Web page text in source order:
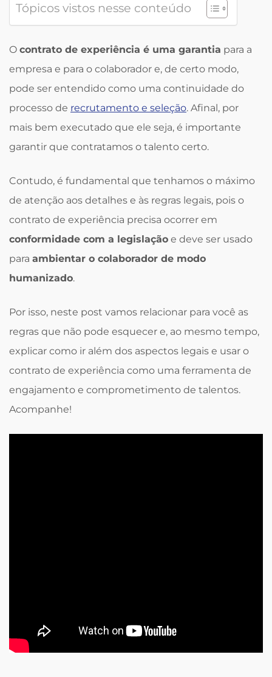
Tópicos vistos nesse conteúdo
O contrato de experiência é uma garantia para a
empresa e para o colaborador e, de certo modo,
pode ser entendido como uma continuidade do
processo de recrutamento e seleção. Afinal, por
mais bem executado que ele seja, é importante
garantir que contratamos o talento certo.
Contudo, é fundamental que tenhamos o máximo
de atenção aos detalhes e às regras legais, pois o
contrato de experiência precisa ocorrer em
conformidade com a legislação e deve ser usado
para ambientar o colaborador de modo
humanizado.
Por isso, neste post vamos relacionar para você as
regras que não pode esquecer e, ao mesmo tempo,
explicar como ir além dos aspectos legais e usar o
contrato de experiência como uma ferramenta de
engajamento e comprometimento de talentos.
Acompanhe!